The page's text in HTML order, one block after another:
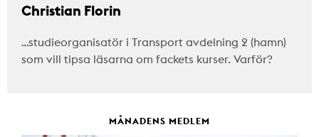
Christian Florin
…studieorganisatör i Transport avdelning 2 (hamn)
som vill tipsa läsarna om fackets kurser. Varför?
MÅNADENS MEDLEM